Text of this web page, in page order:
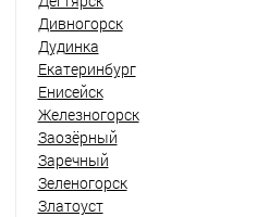
Дивногорск
Дудинка
Екатеринбург
Енисейск
Железногорск
Заозёрный
Заречный
Зеленогорск
Златоуст